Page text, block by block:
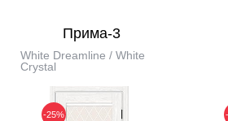
Прима-3
White Dreamline / White
Сrystal
-25%